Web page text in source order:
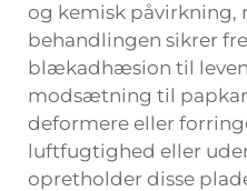
og kemisk påvirkning,
behandlingen sikrer
blækadhæsion til
modsætning til
deformere eller
luftfugtighed eller
opretholder disse